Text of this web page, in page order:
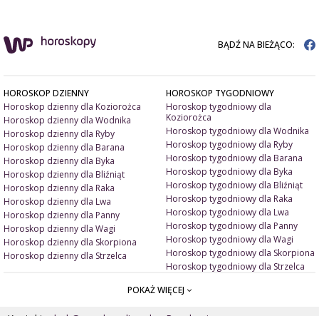
BĄDŹ NA BIEŻĄCO:
HOROSKOP DZIENNY
Horoskop dzienny dla Koziorożca
Horoskop dzienny dla Wodnika
Horoskop dzienny dla Ryby
Horoskop dzienny dla Barana
Horoskop dzienny dla Byka
Horoskop dzienny dla Bliźniąt
Horoskop dzienny dla Raka
Horoskop dzienny dla Lwa
Horoskop dzienny dla Panny
Horoskop dzienny dla Wagi
Horoskop dzienny dla Skorpiona
Horoskop dzienny dla Strzelca
HOROSKOP TYGODNIOWY
Horoskop tygodniowy dla
Koziorożca
Horoskop tygodniowy dla Wodnika
Horoskop tygodniowy dla Ryby
Horoskop tygodniowy dla Barana
Horoskop tygodniowy dla Byka
Horoskop tygodniowy dla Bliźniąt
Horoskop tygodniowy dla Raka
Horoskop tygodniowy dla Lwa
Horoskop tygodniowy dla Panny
Horoskop tygodniowy dla Wagi
Horoskop tygodniowy dla Skorpiona
Horoskop tygodniowy dla Strzelca
ZNAK ZODIAKU A
POKAŻ WIĘCEJ